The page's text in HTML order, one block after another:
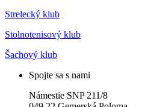
Strelecký klub
Stolnotenisový klub
Šachový klub
Spojte sa s nami
Námestie SNP 211/8